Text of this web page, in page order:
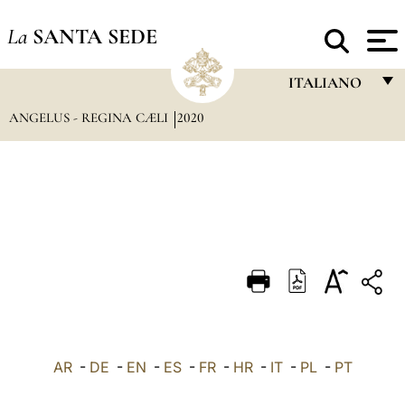
La SANTA SEDE
ITALIANO
DEUTSCH
العربيّة
ANGELUS - REGINA CÆLI 2020
AR- DE - EN - ES- FR- HR- IT- PL- PT